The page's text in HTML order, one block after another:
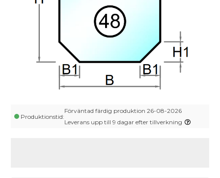
Produktionstid:
Förväntad färdig produktion 26-08-2026
Leverans upp till 9 dagar efter tillverkning